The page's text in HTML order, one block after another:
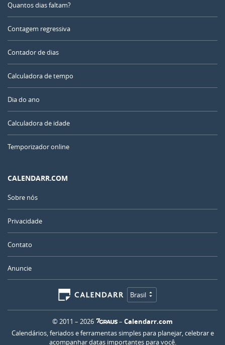
Quantos dias faltam?
Contagem regressiva
Contador de dias
Calculadora de tempo
Dia do ano
Calculadora de idade
Temporizador online
CALENDARR.COM
Sobre nós
Privacidade
Contato
Anuncie
Brasil
© 2011 – 2026 – Calendarr.com
Calendários, feriados e ferramentas simples para planejar, celebrar e
acompanhar datas importantes para você.